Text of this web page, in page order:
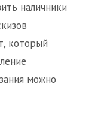
наличники
который
можно